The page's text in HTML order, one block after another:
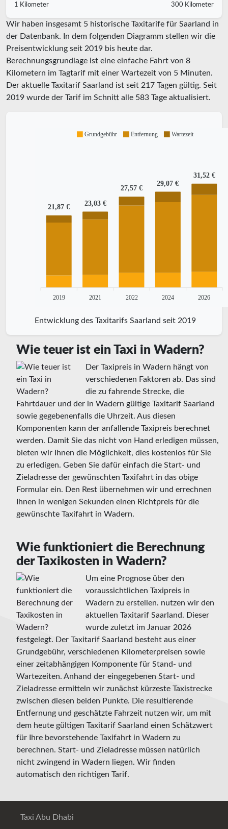
1 Kilometer 300 Kilometer
Wir haben insgesamt 5 historische Taxitarife für Saarland in
der Datenbank. In dem folgenden Diagramm stellen wir die
Preisentwicklung seit 2019 bis heute dar.
Berechnungsgrundlage ist eine einfache Fahrt von 8
Kilometern im Tagtarif mit einer Wartezeit von 5 Minuten.
Der aktuelle Taxitarif Saarland ist seit 217 Tagen gültig. Seit
2019 wurde der Tarif im Schnitt alle 583 Tage aktualisiert.
21,87 €
23,03 €
27,57 €
29,07 €
31,52 €
2019 2021 2022 2024 2026
Grundgebühr Entfernung Wartezeit
Entwicklung des Taxitarifs Saarland seit 2019
Wie teuer ist ein Taxi in Wadern?
Der Taxipreis in Wadern hängt von
verschiedenen Faktoren ab. Das sind
die zu fahrende Strecke, die
Fahrtdauer und der in Wadern gültige Taxitarif Saarland
sowie gegebenenfalls die Uhrzeit. Aus diesen
Komponenten kann der anfallende Taxipreis berechnet
werden. Damit Sie das nicht von Hand erledigen müssen,
bieten wir Ihnen die Möglichkeit, dies kostenlos für Sie
zu erledigen. Geben Sie dafür einfach die Start- und
Zieladresse der gewünschten Taxifahrt in das obige
Formular ein. Den Rest übernehmen wir und errechnen
Ihnen in wenigen Sekunden einen Richtpreis für die
gewünschte Taxifahrt in Wadern.
Wie funktioniert die Berechnung
der Taxikosten in Wadern?
Um eine Prognose über den
voraussichtlichen Taxipreis in
Wadern zu erstellen. nutzen wir den
aktuellen Taxitarif Saarland. Dieser
wurde zuletzt im Januar 2026
festgelegt. Der Taxitarif Saarland besteht aus einer
Grundgebühr, verschiedenen Kilometerpreisen sowie
einer zeitabhängigen Komponente für Stand- und
Wartezeiten. Anhand der eingegebenen Start- und
Zieladresse ermitteln wir zunächst kürzeste Taxistrecke
zwischen diesen beiden Punkte. Die resultierende
Entfernung und geschätzte Fahrzeit nutzen wir, um mit
dem heute gültigen Taxitarif Saarland einen Schätzwert
für Ihre bevorstehende Taxifahrt in Wadern zu
berechnen. Start- und Zieladresse müssen natürlich
nicht zwingend in Wadern liegen. Wir finden
automatisch den richtigen Tarif.
Taxi Abu Dhabi